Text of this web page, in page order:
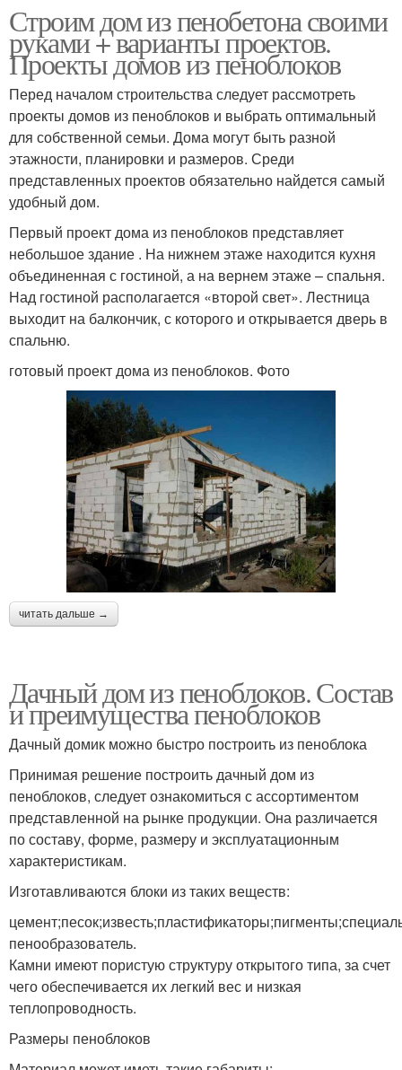
Строим дом из пенобетона своими
руками + варианты проектов.
Проекты домов из пеноблоков
Перед началом строительства следует рассмотреть
проекты домов из пеноблоков и выбрать оптимальный
для собственной семьи. Дома могут быть разной
этажности, планировки и размеров. Среди
представленных проектов обязательно найдется самый
удобный дом.
Первый проект дома из пеноблоков представляет
небольшое здание . На нижнем этаже находится кухня
объединенная с гостиной, а на вернем этаже – спальня.
Над гостиной располагается «второй свет». Лестница
выходит на балкончик, с которого и открывается дверь в
спальню.
готовый проект дома из пеноблоков. Фото
читать дальше →
Дачный дом из пеноблоков. Состав
и преимущества пеноблоков
Дачный домик можно быстро построить из пеноблока
Принимая решение построить дачный дом из
пеноблоков, следует ознакомиться с ассортиментом
представленной на рынке продукции. Она различается
по составу, форме, размеру и эксплуатационным
характеристикам.
Изготавливаются блоки из таких веществ:
пенообразователь.
Камни имеют пористую структуру открытого типа, за счет
чего обеспечивается их легкий вес и низкая
теплопроводность.
Размеры пеноблоков